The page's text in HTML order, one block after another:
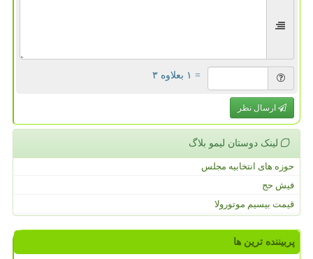
= ۱ بعلاوه ۳
ارسال نظر
لینک دوستان لیمو بلاگ
حوزه های انتخابیه مجلس
فیش حج
قیمت بیسیم موتورولا
پربیننده ترین ها